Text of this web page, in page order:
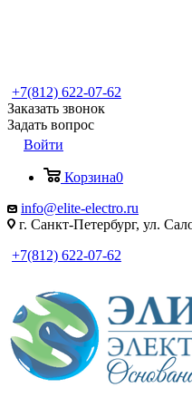
+7(812) 622-07-62
Заказать звонок
Задать вопрос
Войти
Корзина0
info@elite-electro.ru
г. Санкт-Петербург, ул.
+7(812) 622-07-62